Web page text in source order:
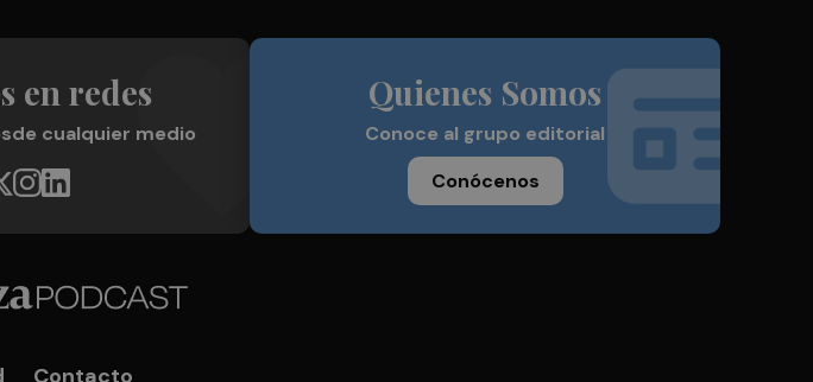
en redes
cualquier medio
Quienes Somos
Conoce al grupo editorial
Conócenos
Contacto